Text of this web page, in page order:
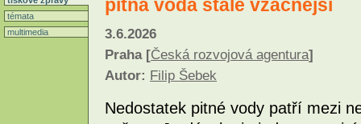
témata
multimedia
pitná voda stále vzácnější
3.6.2026
Praha [Česká rozvojová agentura]
Autor: Filip Šebek
Nedostatek pitné vody patří mezi